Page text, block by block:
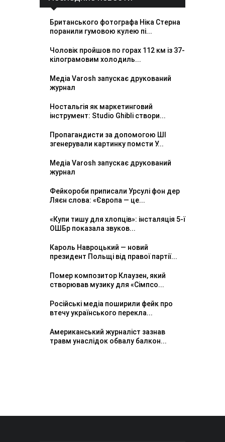
Британського фотографа Ніка Стерна
поранили гумовою кулею пі...
Чоловік пройшов по горах 112 км із 37-
кілограмовим холодиль...
Медіа Varosh запускає друкований
журнал
Ностальгія як маркетинговий
інструмент: Studio Ghibli створи...
Пропагандисти за допомогою ШІ
згенерували картинку помсти У...
Медіа Varosh запускає друкований
журнал
Фейкороби приписали Урсулі фон дер
Ляєн слова: «Європа — це...
«Купи тишу для хлопців»: інсталяція 5-ї
ОШБр показала звуков...
Кароль Навроцький — новий
президент Польщі від правої партії...
Помер композитор Клаузен, який
створював музику для «Сімпсо...
Російські медіа поширили фейк про
втечу українського перекла...
Американський журналіст зазнав
травм унаслідок обвалу балкон...